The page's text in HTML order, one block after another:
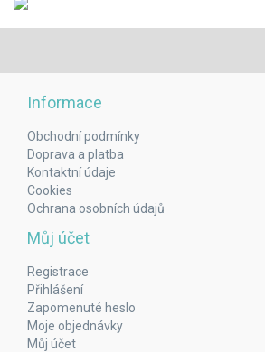
Informace
Obchodní podmínky
Doprava a platba
Kontaktní údaje
Cookies
Ochrana osobních údajů
Můj účet
Registrace
Přihlášení
Zapomenuté heslo
Moje objednávky
Můj účet